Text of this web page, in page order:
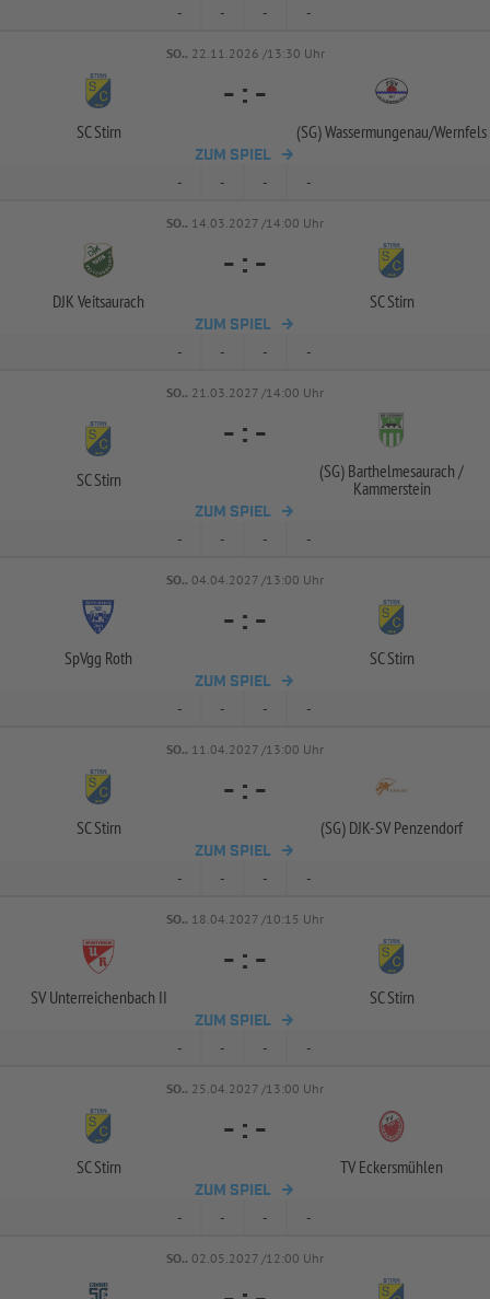
- - - -
SO.. 22.11.2026 /13:30 Uhr
SC Stirn
- : -
(SG) Wassermungenau/Wernfels
ZUM SPIEL
- - - -
SO.. 14.03.2027 /14:00 Uhr
DJK Veitsaurach
- : -
SC Stirn
ZUM SPIEL
- - - -
SO.. 21.03.2027 /14:00 Uhr
SC Stirn
- : -
(SG) Barthelmesaurach /
Kammerstein
ZUM SPIEL
- - - -
SO.. 04.04.2027 /13:00 Uhr
SpVgg Roth
- : -
SC Stirn
ZUM SPIEL
- - - -
SO.. 11.04.2027 /13:00 Uhr
SC Stirn
- : -
(SG) DJK-SV Penzendorf
ZUM SPIEL
- - - -
SO.. 18.04.2027 /10:15 Uhr
SV Unterreichenbach II
- : -
SC Stirn
ZUM SPIEL
- - - -
SO.. 25.04.2027 /13:00 Uhr
SC Stirn
- : -
TV Eckersmühlen
ZUM SPIEL
- - - -
SO.. 02.05.2027 /12:00 Uhr